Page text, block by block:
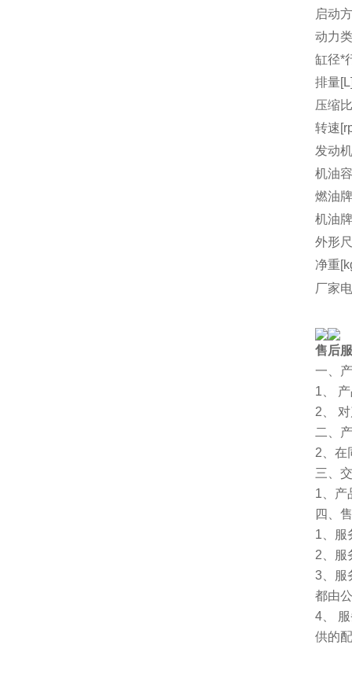
启动
动力
缸径*
排量
压缩比
转速
发动
机油
燃油
机油
外形
净重
厂家
售后
一、
1、
2、
二、
2、在
三、
1、产
四、
1、服
2、服
3、服
都由
4、
供的